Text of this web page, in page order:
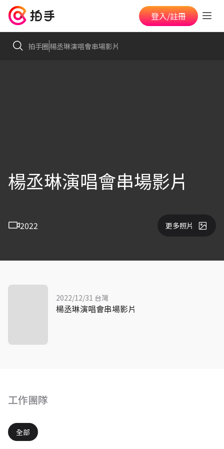
登入/註冊
拍手圈楊丞琳演唱會串場影片
楊丞琳演唱會串場影片
2022 更多照片
工作團隊
全部
2022/12/31 台灣
楊丞琳演唱會串場影片